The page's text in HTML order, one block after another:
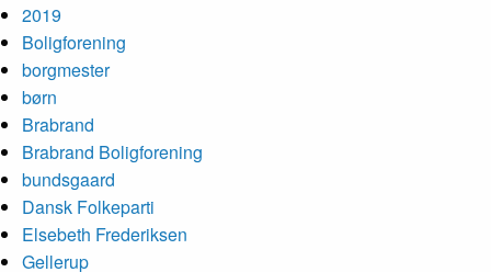
2019
Boligforening
borgmester
børn
Brabrand
Brabrand Boligforening
bundsgaard
Dansk Folkeparti
Elsebeth Frederiksen
Gellerup